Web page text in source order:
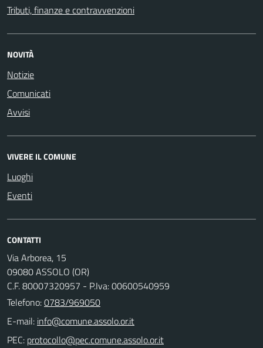
Tributi, finanze e contravvenzioni
NOVITÀ
Notizie
Comunicati
Avvisi
VIVERE IL COMUNE
Luoghi
Eventi
CONTATTI
Via Arborea, 15
09080 ASSOLO (OR)
C.F. 80007320957 - P.Iva: 00600540959
Telefono:0783/969050
E-mail:
PEC: